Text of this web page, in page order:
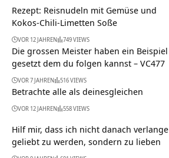
Rezept: Reisnudeln mit Gemüse und
Kokos-Chili-Limetten Soße
VOR 12 JAHREN 749 VIEWS
Die grossen Meister haben ein Beispiel
gesetzt dem du folgen kannst – VC477
VOR 7 JAHREN 516 VIEWS
Betrachte alle als deinesgleichen
VOR 12 JAHREN 558 VIEWS
Hilf mir, dass ich nicht danach verlange
geliebt zu werden, sondern zu lieben